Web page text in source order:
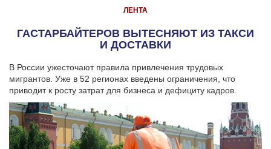
ЛЕНТА
ГАСТАРБАЙТЕРОВ ВЫТЕСНЯЮТ ИЗ ТАКСИ
И ДОСТАВКИ
В России ужесточают правила привлечения трудовых
мигрантов. Уже в 52 регионах введены ограничения, что
приводит к росту затрат для бизнеса и дефициту кадров.